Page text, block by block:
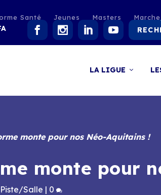
Santé Jeunes Masters
LA LIGUE
monte pour nos Néo-Aquitains !
monte pour
Piste/Salle | 0